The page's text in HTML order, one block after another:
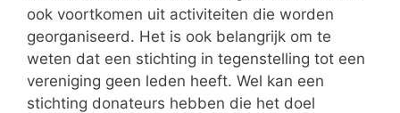
ook voortkomen uit activiteiten die worden
georganiseerd. Het is ook belangrijk om te
weten dat een stichting in tegenstelling tot een
vereniging geen leden heeft. Wel kan een
stichting donateurs hebben die het doel